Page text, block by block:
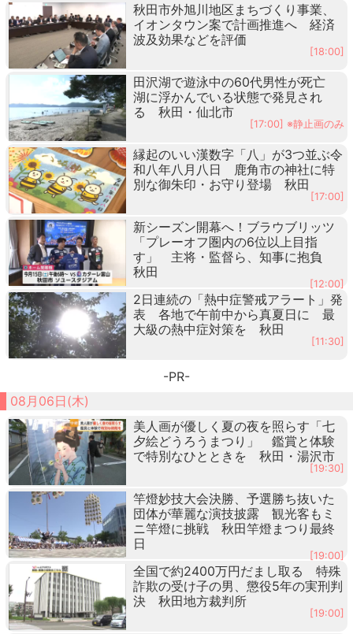
秋田市外旭川地区まちづくり事業、
イオンタウン案で計画推進へ 経済
波及効果などを評価
[18:00]
田沢湖で遊泳中の60代男性が死亡
湖に浮かんでいる状態で発見され
る 秋田・仙北市
[17:00] ※静止画のみ
縁起のいい漢数字「八」が3つ並ぶ令
和八年八月八日 鹿角市の神社に特
別な御朱印・お守り登場 秋田
[17:00]
新シーズン開幕へ！ブラウブリッツ
「プレーオフ圏内の6位以上目指
す」 主将・監督ら、知事に抱負
秋田
[12:00]
2日連続の「熱中症警戒アラート」発
表 各地で午前中から真夏日に 最
大級の熱中症対策を 秋田
[11:30]
-PR-
08月06日(木)
美人画が優しく夏の夜を照らす「七
夕絵どうろうまつり」 鑑賞と体験
で特別なひとときを 秋田・湯沢市
[19:30]
竿燈妙技大会決勝、予選勝ち抜いた
団体が華麗な演技披露 観光客もミ
ニ竿燈に挑戦 秋田竿燈まつり最終
日
[19:00]
全国で約2400万円だまし取る 特殊
詐欺の受け子の男、懲役5年の実刑判
決 秋田地方裁判所
[19:00]